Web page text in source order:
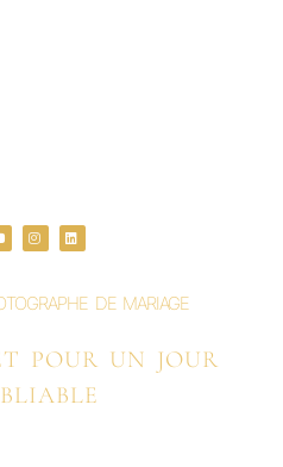
n
s
r
a
i
n
n DE MARIAGE
POUR UN JOUR